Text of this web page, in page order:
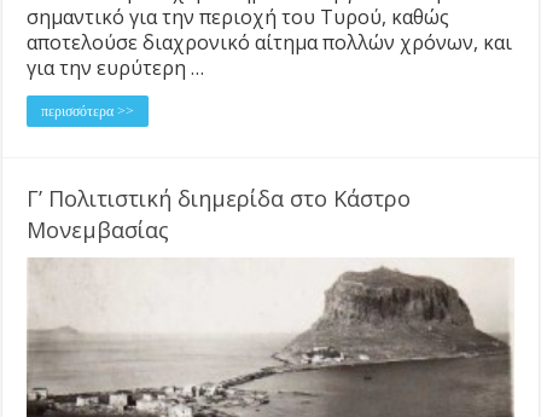
σημαντικό για την περιοχή του Τυρού, καθώς
αποτελούσε διαχρονικό αίτημα πολλών χρόνων, και
για την ευρύτερη …
περισσότερα >>
Γ’ Πολιτιστική διημερίδα στο Κάστρο
Μονεμβασίας